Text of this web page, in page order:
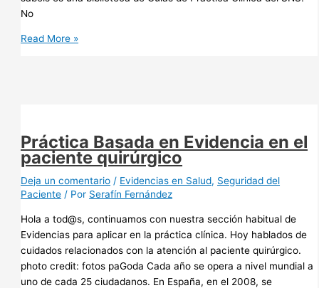
adultas
No
AGREE
Read More »
Práctica Basada en Evidencia en el
paciente quirúrgico
Deja un comentario / Evidencias en Salud, Seguridad del
Paciente / Por Serafín Fernández
Hola a tod@s, continuamos con nuestra sección habitual de
Evidencias para aplicar en la práctica clínica. Hoy hablados de
cuidados relacionados con la atención al paciente quirúrgico.
photo credit: fotos paGoda Cada año se opera a nivel mundial a
uno de cada 25 ciudadanos. En España, en el 2008, se